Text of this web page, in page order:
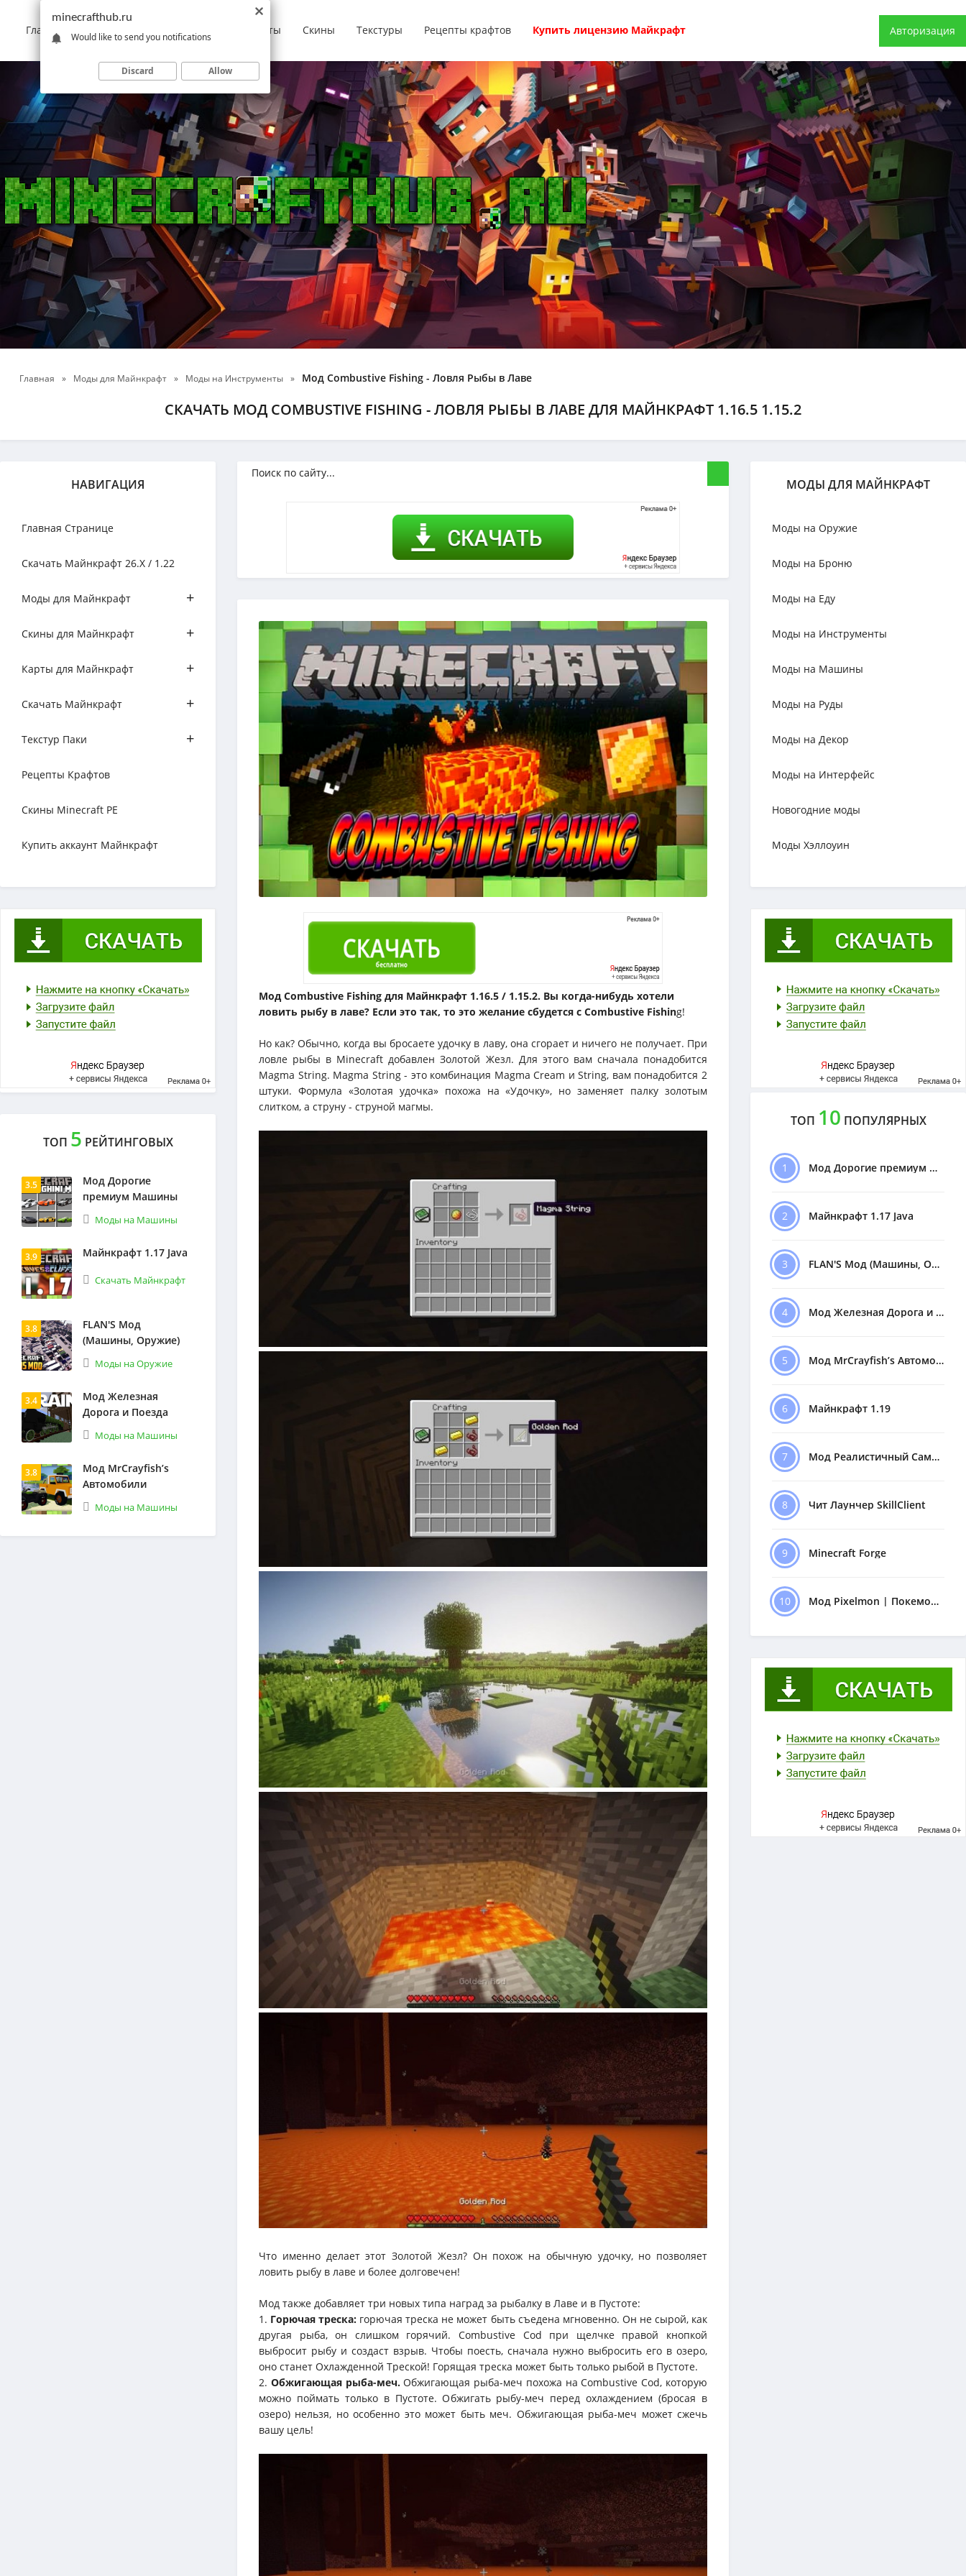
Главная Моды Скачать Minecraft Карты Скины Текстуры Рецепты крафтов Купить лицензию Майкрафт Авторизация
Главная » Моды для Майнкрафт » Моды на Инструменты » Мод Combustive Fishing - Ловля Рыбы в Лаве
СКАЧАТЬ МОД COMBUSTIVE FISHING - ЛОВЛЯ РЫБЫ В ЛАВЕ ДЛЯ МАЙНКРАФТ 1.16.5 1.15.2
НАВИГАЦИЯ
Главная Странице
Скачать Майнкрафт 26.Х / 1.22
Моды для Майнкрафт +
Скины для Майнкрафт +
Карты для Майнкрафт +
Скачать Майнкрафт +
Текстур Паки +
Рецепты Крафтов
Скины Minecraft PE
Купить аккаунт Майнкрафт
ТОП 5 РЕЙТИНГОВЫХ
3.5
Мод Дорогие
премиум Машины
Моды на Машины
3.9 Майнкрафт 1.17 Java
Скачать Майнкрафт
3.8
FLAN'S Мод
(Машины, Оружие)
Моды на Оружие
3.4
Мод Железная
Дорога и Поезда
Моды на Машины
3.8
Мод MrCrayfish’s
Автомобили
Моды на Машины
Мод Combustive Fishing для Майнкрафт 1.16.5 / 1.15.2. Вы когда-нибудь хотели
ловить рыбу в лаве? Если это так, то это желание сбудется с Combustive Fishing!
Но как? Обычно, когда вы бросаете удочку в лаву, она сгорает и ничего не получает. При
ловле рыбы в Minecraft добавлен Золотой Жезл. Для этого вам сначала понадобится
Magma String. Magma String - это комбинация Magma Cream и String, вам понадобится 2
штуки. Формула «Золотая удочка» похожа на «Удочку», но заменяет палку золотым
слитком, а струну - струной магмы.
Что именно делает этот Золотой Жезл? Он похож на обычную удочку, но позволяет
ловить рыбу в лаве и более долговечен!
Мод также добавляет три новых типа наград за рыбалку в Лаве и в Пустоте:
1. Горючая треска: горючая треска не может быть съедена мгновенно. Он не сырой, как
другая рыба, он слишком горячий. Combustive Cod при щелчке правой кнопкой
выбросит рыбу и создаст взрыв. Чтобы поесть, сначала нужно выбросить его в озеро,
оно станет Охлажденной Треской! Горящая треска может быть только рыбой в Пустоте.
2. Обжигающая рыба-меч.Обжигающая рыба-меч похожа на Combustive Cod, которую
можно поймать только в Пустоте. Обжигать рыбу-меч перед охлаждением (бросая в
озеро) нельзя, но особенно это может быть меч. Обжигающая рыба-меч может сжечь
вашу цель!
МОДЫ ДЛЯ МАЙНКРАФТ
Моды на Оружие
Моды на Броню
Моды на Еду
Моды на Инструменты
Моды на Машины
Моды на Руды
Моды на Декор
Моды на Интерфейс
Новогодние моды
Моды Хэллоуин
ТОП 10 ПОПУЛЯРНЫХ
1 Мод Дорогие премиум Машины
2 Майнкрафт 1.17 Java
3 FLAN'S Мод (Машины, Оружие)
4 Мод Железная Дорога и Поезда
5 Мод MrCrayfish’s Автомобили
6 Майнкрафт 1.19
7 Мод Реалистичный Самолёт
8 Чит Лаунчер SkillClient
9 Minecraft Forge
10 Мод Pixelmon | Покемоны
minecrafthub.ru
Would like to send you notifications
Discard Allow